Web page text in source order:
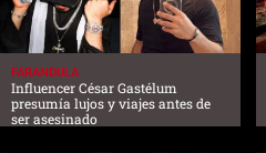
FARANDULA
Influencer César Gastélum
presumía lujos y viajes antes de
ser asesinado